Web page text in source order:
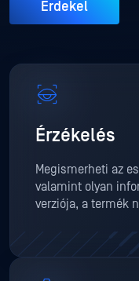
Érdekel
Érzékelés
Megismerheti az
valamint olyan
verziója, a termék